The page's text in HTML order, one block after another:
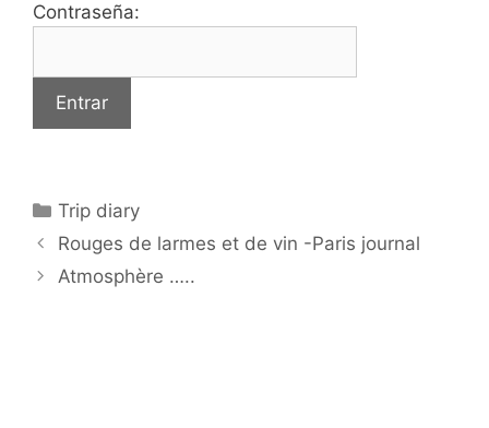
Contraseña:
Categorías
Trip diary
Rouges de larmes et de vin -Paris journal
Atmosphère …..